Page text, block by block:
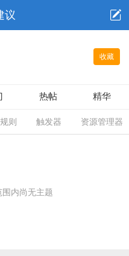
议
收藏
热帖 精华
则 触发器 资源管理器
内尚无主题